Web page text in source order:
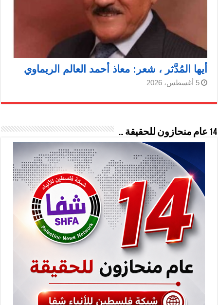
أيها المُدَّثر ، شعر: معاذ أحمد العالم الريماوي
5 أغسطس، 2026
14 عام منحازون للحقيقة …